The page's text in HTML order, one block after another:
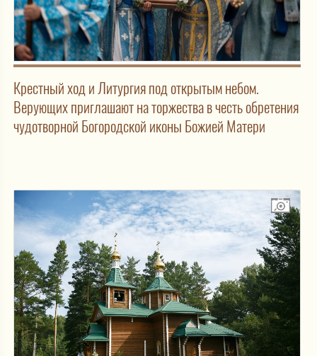
Крестный ход и Литургия под открытым небом.
Верующих приглашают на торжества в честь обретения
чудотворной Богородской иконы Божией Матери